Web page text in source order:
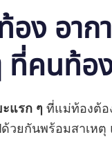
ง อาก
คนท้อ
แรก ๆ ที่แม่ท้องต้อ
วยกันพร้อมสาเหตุ